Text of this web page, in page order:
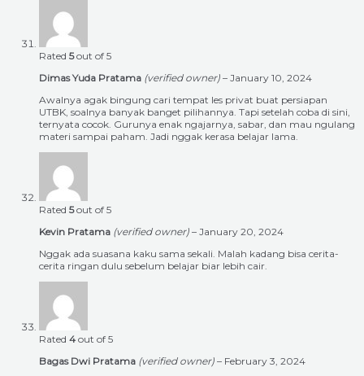
Rated 5out of 5
Dimas Yuda Pratama (verified owner) – January 10, 2024
Awalnya agak bingung cari tempat les privat buat persiapan
UTBK, soalnya banyak banget pilihannya. Tapi setelah coba di sini,
ternyata cocok. Gurunya enak ngajarnya, sabar, dan mau ngulang
materi sampai paham. Jadi nggak kerasa belajar lama.
Rated 5out of 5
Kevin Pratama (verified owner) – January 20, 2024
Nggak ada suasana kaku sama sekali. Malah kadang bisa cerita-
cerita ringan dulu sebelum belajar biar lebih cair.
Rated 4 out of 5
Bagas Dwi Pratama (verified owner) – February 3, 2024